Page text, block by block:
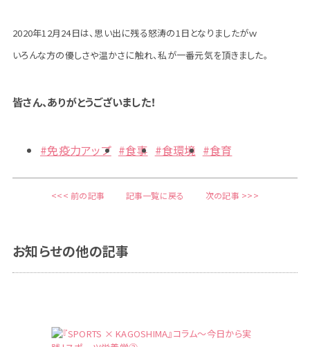
2020年12月24日は、思い出に残る怒涛の1日となりましたがｗ
いろんな方の優しさや温かさに触れ、私が一番元気を頂きました。
皆さん、ありがとうございました！
#免疫力アップ #食事 #食環境 #食育
<<< 前の記事 記事一覧に戻る 次の記事 >>>
お知らせの他の記事